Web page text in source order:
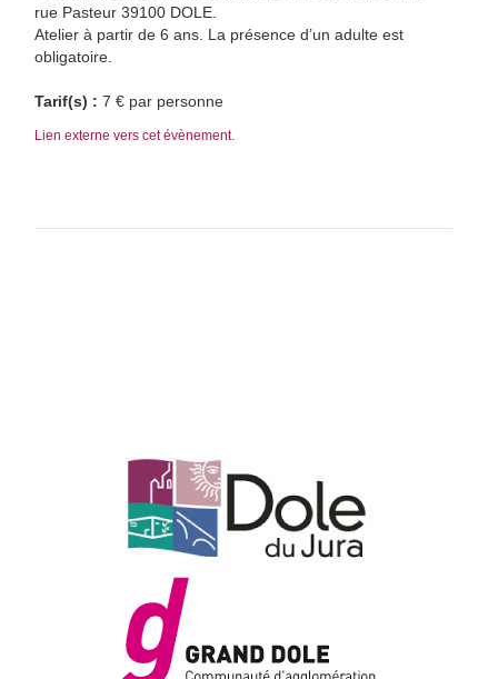
rue Pasteur 39100 DOLE.
Atelier à partir de 6 ans. La présence d’un adulte est
obligatoire.
Tarif(s) : 7 € par personne
Lien externe vers cet évènement.